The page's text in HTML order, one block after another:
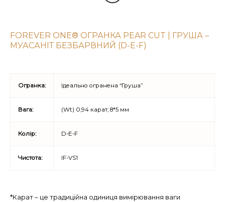
FOREVER ONE® ОГРАНКА PEAR CUT | ГРУША –
МУАСАНІТ БЕЗБАРВНИЙ (D-E-F)
Огранка: Ідеально огранена “Груша”
Вага: (Wt) 0,94 карат; 8*5 мм
Колір: D-E-F
Чистота: IF-VS1
*Карат – це традиційна одиниця вимірювання ваги